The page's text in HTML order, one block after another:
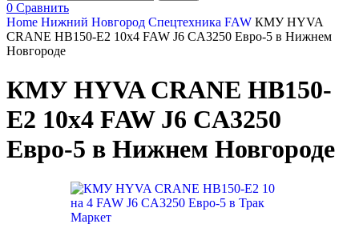
0 Сравнить
Home Нижний Новгород Спецтехника FAW КМУ HYVA
CRANE HB150-E2 10х4 FAW J6 CA3250 Евро-5 в Нижнем
Новгороде
КМУ HYVA CRANE HB150-
E2 10х4 FAW J6 CA3250
Евро-5 в Нижнем Новгороде